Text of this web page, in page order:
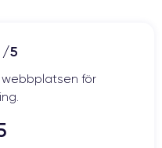
/5
för